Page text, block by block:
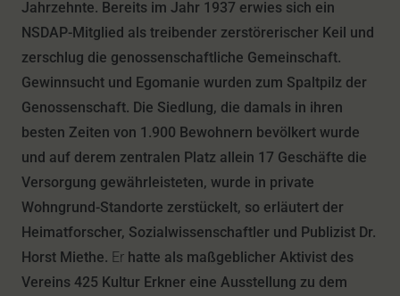
Jahrzehnte. Bereits im Jahr 1937 erwies sich ein
NSDAP-Mitglied als treibender zerstörerischer Keil und
zerschlug die genossenschaftliche Gemeinschaft.
Gewinnsucht und Egomanie wurden zum Spaltpilz der
Genossenschaft. Die Siedlung, die damals in ihren
besten Zeiten von 1.900 Bewohnern bevölkert wurde
und auf derem zentralen Platz allein 17 Geschäfte die
Versorgung gewährleisteten, wurde in private
Wohngrund-Standorte zerstückelt, so erläutert der
Heimatforscher, Sozialwissenschaftler und Publizist Dr.
Horst Miethe. Er hatte als maßgeblicher Aktivist des
Vereins 425 Kultur Erkner eine Ausstellung zu dem